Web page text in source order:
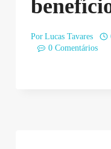
Por Lucas Tavares
0 Comentários